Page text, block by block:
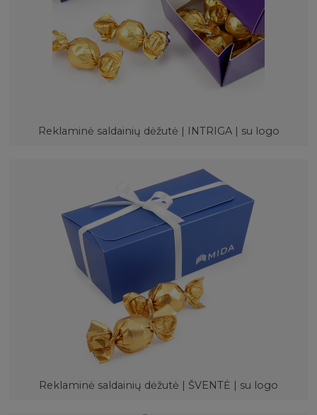
Reklaminė saldainių dėžutė | INTRIGA | su logo
Reklaminė saldainių dėžutė | ŠVENTĖ | su logo